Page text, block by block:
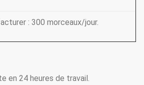
: 300 morceaux/jour.
en 24 heures de travail.